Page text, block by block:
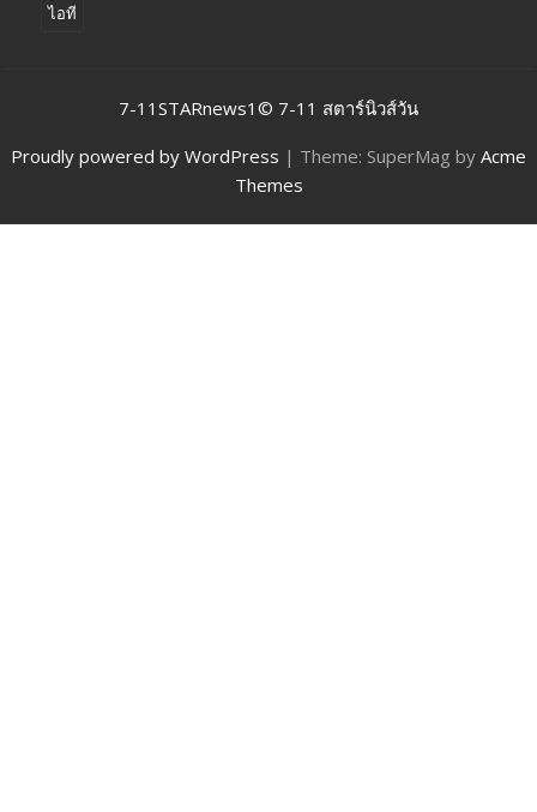
ไอที
7-11STARnews1© 7-11 สตาร์นิวส์วัน
Proudly powered by WordPress | Theme: SuperMag by Acme
Themes